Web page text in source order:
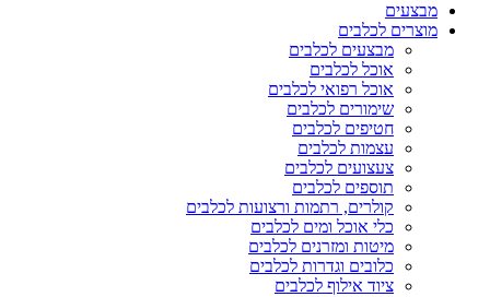
מבצעים
מוצרים לכלבים
מבצעים לכלבים
אוכל לכלבים
אוכל רפואי לכלבים
שימורים לכלבים
חטיפים לכלבים
עצמות לכלבים
צעצועים לכלבים
תוספים לכלבים
קולרים, רתמות ורצועות לכלבים
כלי אוכל ומים לכלבים
מיטות ומזרנים לכלבים
כלובים וגדרות לכלבים
ציוד אילוף לכלבים